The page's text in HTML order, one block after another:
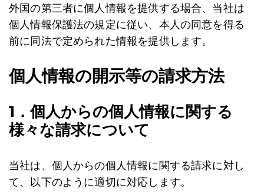
外国の第三者に個人情報を提供する場合、当社は
個人情報保護法の規定に従い、本人の同意を得る
前に同法で定められた情報を提供します。
個人情報の開示等の請求方法
1．個人からの個人情報に関する
様々な請求について
当社は、個人からの個人情報に関する請求に対し
て、以下のように適切に対応します。